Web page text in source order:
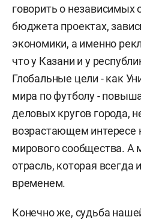
говорить о независимых
бюджета проектах,
экономики, а именно
что у Казани и у
Глобальные цели - как
мира по футболу -
деловых кругов города,
возрастающем интересе
мирового сообщества. А
отрасль, которая всегда
временем.
Конечно же, судьба